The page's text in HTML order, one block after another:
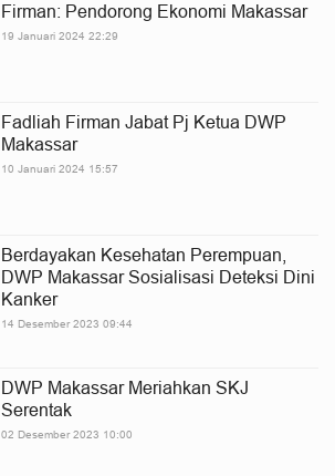
Firman: Pendorong Ekonomi Makassar
19 Januari 2024 22:29
Fadliah Firman Jabat Pj Ketua DWP
Makassar
10 Januari 2024 15:57
Berdayakan Kesehatan Perempuan,
DWP Makassar Sosialisasi Deteksi Dini
Kanker
14 Desember 2023 09:44
DWP Makassar Meriahkan SKJ
Serentak
02 Desember 2023 10:00